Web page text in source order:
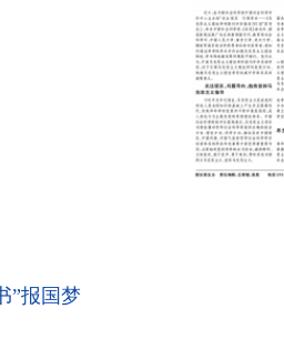
”报国梦